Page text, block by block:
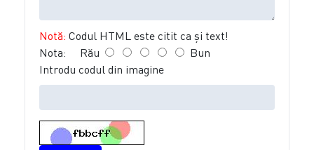
Notă: Codul HTML este citit ca şi text!
Nota: Rău
Bun
Introdu codul din imagine